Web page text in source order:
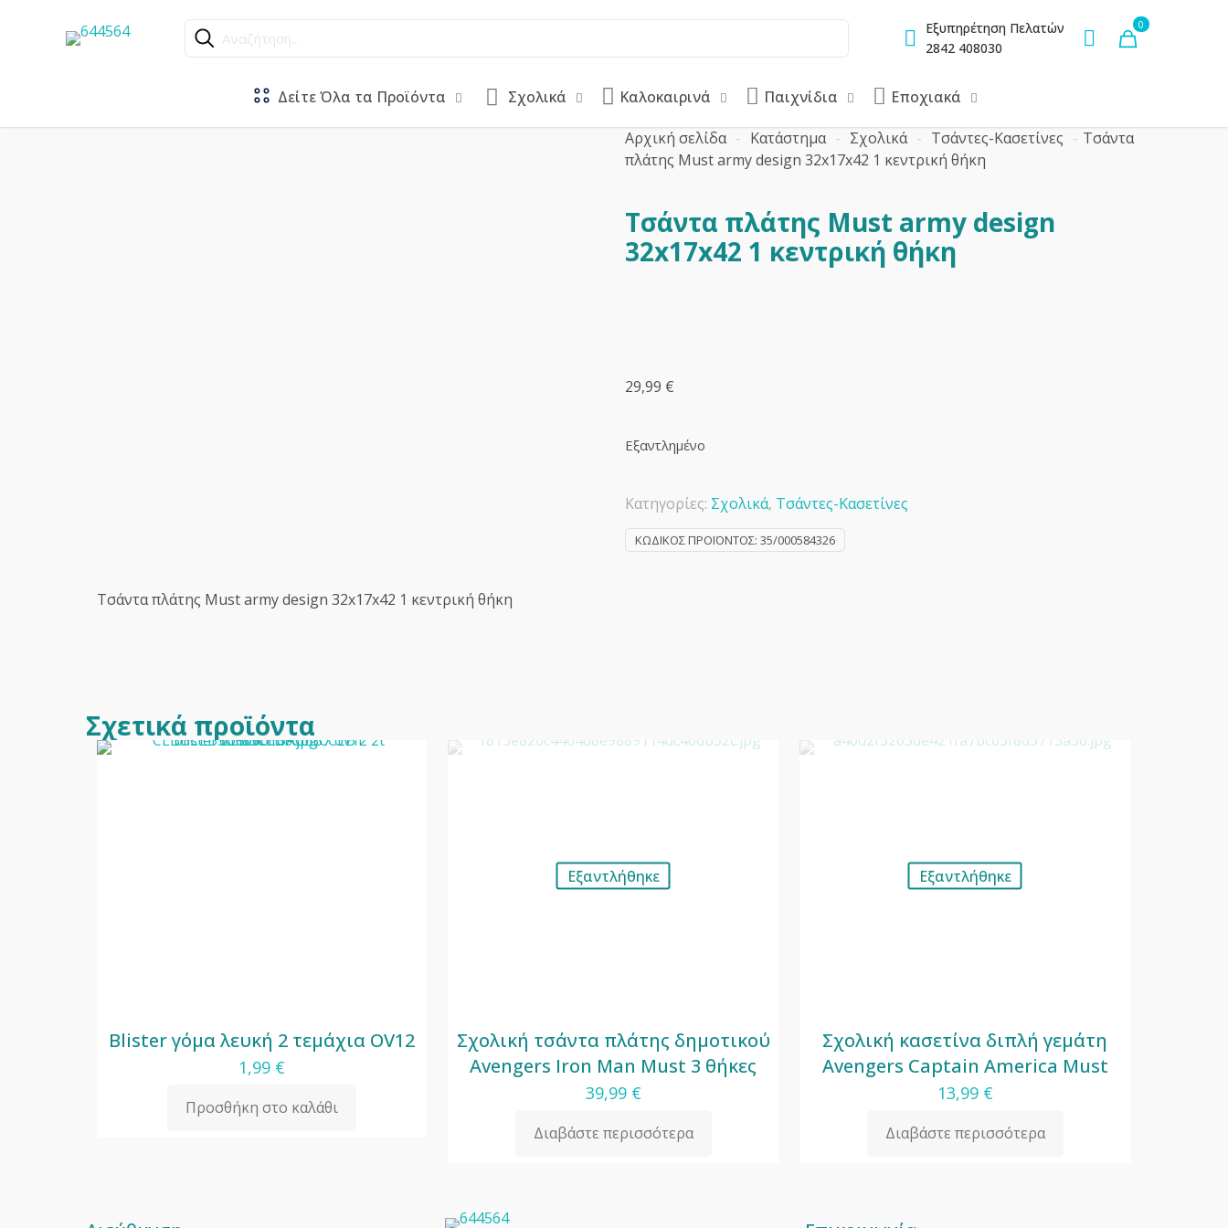
Αναζήτηση...
Εξυπηρέτηση Πελατών
2842 408030
0
Δείτε Όλα τα Προϊόντα Σχολικά Καλοκαιρινά Παιχνίδια Εποχιακά
Αρχική σελίδα - Κατάστημα - Σχολικά - Τσάντες-Κασετίνες - Τσάντα
πλάτης Must army design 32x17x42 1 κεντρική θήκη
Τσάντα πλάτης Must army design
32x17x42 1 κεντρική θήκη
29,99 €
Εξαντλημένο
Κατηγορίες: Σχολικά, Τσάντες-Κασετίνες
ΚΩΔΙΚΌΣ ΠΡΟΪΌΝΤΟΣ: 35/000584326
Τσάντα πλάτης Must army design 32x17x42 1 κεντρική θήκη
Σχετικά προϊόντα
Blister γόμα λευκή 2 τεμάχια OV12
1,99 €
Προσθήκη στο καλάθι
Εξαντλήθηκε
Σχολική τσάντα πλάτης δημοτικού
Avengers Iron Man Must 3 θήκες
39,99 €
Διαβάστε περισσότερα
Εξαντλήθηκε
Σχολική κασετίνα διπλή γεμάτη
Avengers Captain America Must
13,99 €
Διαβάστε περισσότερα